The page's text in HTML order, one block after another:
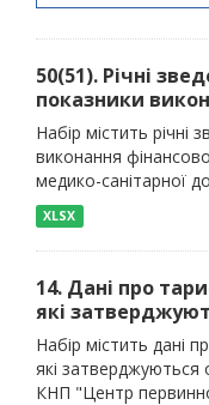
50(51). Річні
показники
Набір містить річні
виконання
медико-санітарної
XLSX
14. Дані про
які
Набір містить дані
які затверджуються
КНП "Центр